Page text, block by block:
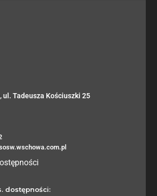
ul. Tadeusza Kościuszki 25
dostępności: